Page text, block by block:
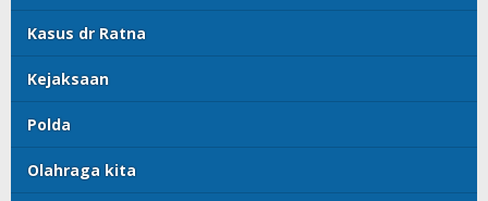
Kasus dr Ratna
Kejaksaan
Polda
Olahraga kita